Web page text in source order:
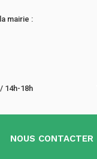
mairie :
14h-18h
NOUS CONTACTER